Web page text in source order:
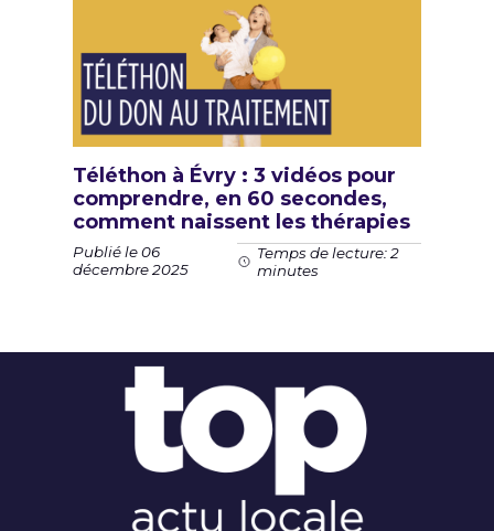
Téléthon à Évry : 3 vidéos pour
comprendre, en 60 secondes,
comment naissent les thérapies
Publié le 06
décembre 2025
Temps de lecture: 2
minutes